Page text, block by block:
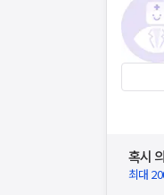
혹시
최대